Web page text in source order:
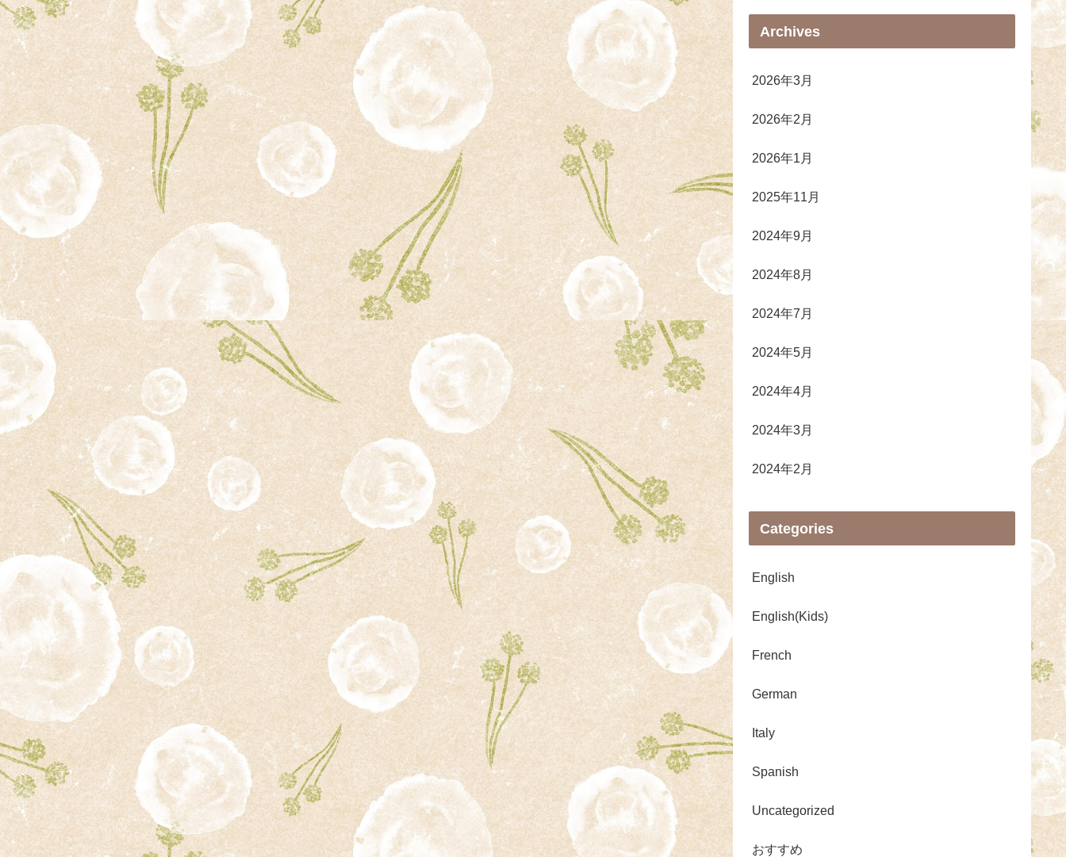
Archives
2026年3月
2026年2月
2026年1月
2025年11月
2024年9月
2024年8月
2024年7月
2024年5月
2024年4月
2024年3月
2024年2月
Categories
English
English(Kids)
French
German
Italy
Spanish
Uncategorized
おすすめ